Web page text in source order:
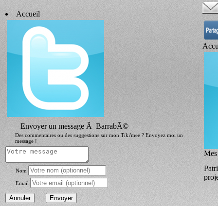
Accueil
Envoyer un message Ã BarrabÃ©
Des commentaires ou des suggestions sur mon Tiki'mee ? Envoyez moi un
message !
Nom
Email